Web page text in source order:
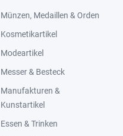
Münzen, Medaillen & Orden
Kosmetikartikel
Modeartikel
Messer & Besteck
Manufakturen &
Kunstartikel
Essen & Trinken